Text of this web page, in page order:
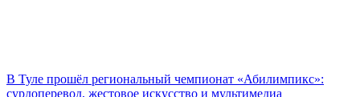
В Туле прошёл региональный чемпионат «Абилимпикс»:
сурдоперевод, жестовое искусство и мультимедиа